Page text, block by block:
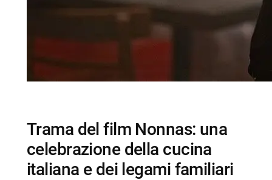
trama del film Nonnas: una
celebrazione della cucina
italiana e dei legami familiari